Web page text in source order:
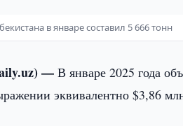
в январе составил 5 666 тонн
—В январе 2025 года
эквивалентно $3,86